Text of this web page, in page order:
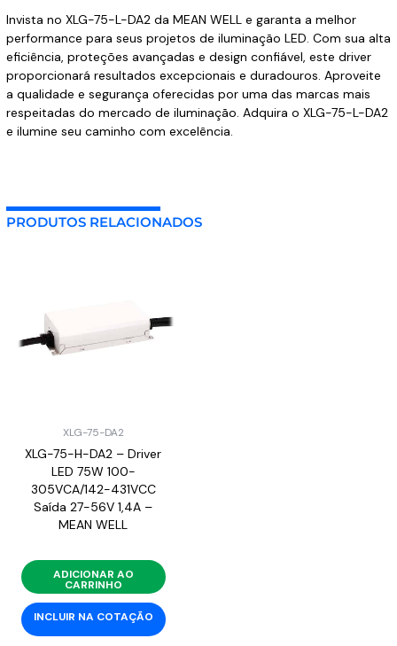
Invista no XLG-75-L-DA2 da MEAN WELL e garanta a melhor
performance para seus projetos de iluminação LED. Com sua alta
eficiência, proteções avançadas e design confiável, este driver
proporcionará resultados excepcionais e duradouros. Aproveite
a qualidade e segurança oferecidas por uma das marcas mais
respeitadas do mercado de iluminação. Adquira o XLG-75-L-DA2
e ilumine seu caminho com excelência.
PRODUTOS RELACIONADOS
XLG-75-DA2
XLG-75-H-DA2 – Driver
LED 75W 100-
305VCA/142-431VCC
Saída 27-56V 1,4A –
MEAN WELL
ADICIONAR AO
CARRINHO
INCLUIR NA COTAÇÃO